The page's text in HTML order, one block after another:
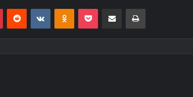
PinterestReddit VKontakteOdnoklassniki
Pocket E-Posta ile paylaş Yazdır